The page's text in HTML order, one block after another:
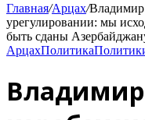
Главная/Арцах/Владимир
урегулировании: мы
быть сданы
АрцахПолитика